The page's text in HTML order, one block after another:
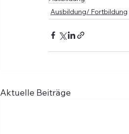
Ausbildung/ Fortbildung
Aktuelle Beiträge